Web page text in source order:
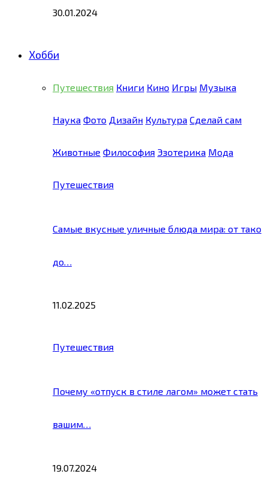
30.01.2024
Хобби
Путешествия Книги Кино Игры Музыка
Наука Фото Дизайн Культура Сделай сам
Животные Философия Эзотерика Мода
Путешествия
Самые вкусные уличные блюда мира: от тако
до…
11.02.2025
Путешествия
Почему «отпуск в стиле лагом» может стать
вашим…
19.07.2024